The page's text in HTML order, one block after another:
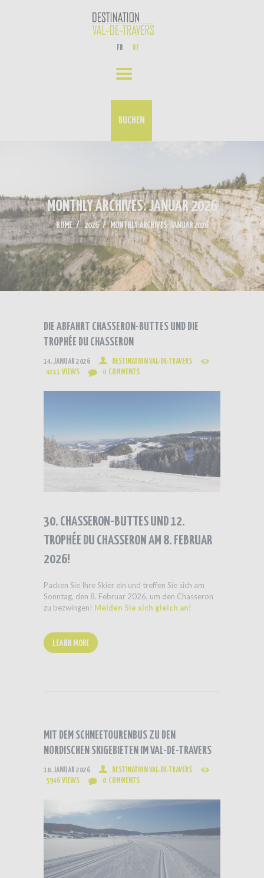
FR DE
BUCHEN
MONTHLY ARCHIVES: JANUAR 2026
HOME 2026 MONTHLY ARCHIVES: JANUAR 2026
ERLEBNISSE
VERANSTALTUNGS-KALENDER
DIE ABFAHRT CHASSERON-BUTTES UND DIE
TROPHÉE DU CHASSERON
14. JANUAR 2026
DESTINATION VAL-DE-TRAVERS
4211 VIEWS 0 COMMENTS
30. CHASSERON-BUTTES UND 12.
TROPHÉE DU CHASSERON AM 8. FEBRUAR
2026!
Packen Sie Ihre Skier ein und treffen Sie sich am
Sonntag, den 8. Februar 2026, um den Chasseron
zu bezwingen! Melden Sie sich gleich an!
LEARN MORE
MIT DEM SCHNEETOURENBUS ZU DEN
NORDISCHEN SKIGEBIETEN IM VAL-DE-TRAVERS
10. JANUAR 2026
DESTINATION VAL-DE-TRAVERS
5946 VIEWS 0 COMMENTS